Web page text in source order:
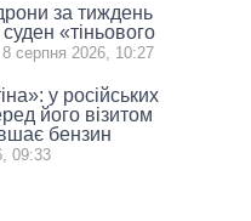
за тиждень
«тіньового
8 серпня 2026, 10:27
у російських
його візитом
бензин
09:33